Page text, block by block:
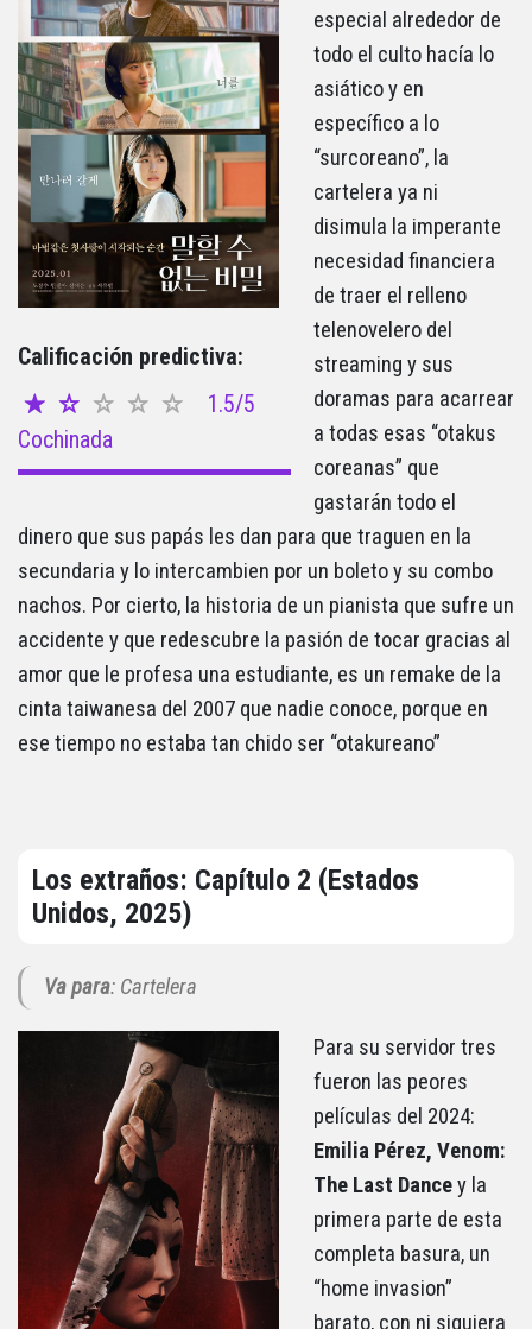
Calificación predictiva:
1.5/5
Cochinada
especial alrededor de
todo el culto hacía lo
asiático y en
específico a lo
“surcoreano”, la
cartelera ya ni
disimula la imperante
necesidad financiera
de traer el relleno
telenovelero del
streaming y sus
doramas para acarrear
a todas esas “otakus
coreanas” que
gastarán todo el
dinero que sus papás les dan para que traguen en la
secundaria y lo intercambien por un boleto y su combo
nachos. Por cierto, la historia de un pianista que sufre un
accidente y que redescubre la pasión de tocar gracias al
amor que le profesa una estudiante, es un remake de la
cinta taiwanesa del 2007 que nadie conoce, porque en
ese tiempo no estaba tan chido ser “otakureano”
Los extraños: Capítulo 2 (Estados
Unidos, 2025)
Va para: Cartelera
Para su servidor tres
fueron las peores
películas del 2024:
Emilia Pérez, Venom:
The Last Dancey la
primera parte de esta
completa basura, un
“home invasion”
barato, con ni siquiera